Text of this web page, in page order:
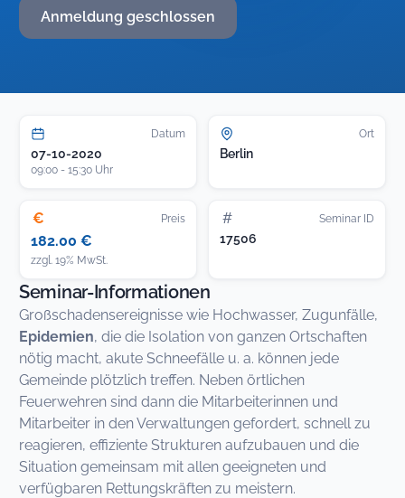
Anmeldung geschlossen
Datum
07-10-2020
09:00 - 15:30 Uhr
Ort
Berlin
€ Preis
182.00 €
zzgl. 19% MwSt.
# Seminar ID
17506
Seminar-Informationen
Großschadensereignisse wie Hochwasser, Zugunfälle,
Epidemien, die die Isolation von ganzen Ortschaften
nötig macht, akute Schneefälle u. a. können jede
Gemeinde plötzlich treffen. Neben örtlichen
Feuerwehren sind dann die Mitarbeiterinnen und
Mitarbeiter in den Verwaltungen gefordert, schnell zu
reagieren, effiziente Strukturen aufzubauen und die
Situation gemeinsam mit allen geeigneten und
verfügbaren Rettungskräften zu meistern.